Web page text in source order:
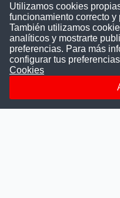
Puede comunicarse con
nuestras redes sociales o
Siguenos en:
Utilizamos cookies
funcionamiento correcto
También utilizamos
analíticos y mostrarte
preferencias. Para más
configurar tus
Cookies